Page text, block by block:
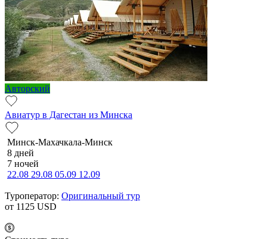
Авторский
Авиатур в Дагестан из Минска
Минск-Махачкала-Минск
8 дней
7 ночей
22.08 29.08 05.09 12.09
Туроператор: Оригинальный тур
от 1125 USD